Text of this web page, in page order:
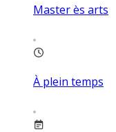
Master ès arts
À plein temps